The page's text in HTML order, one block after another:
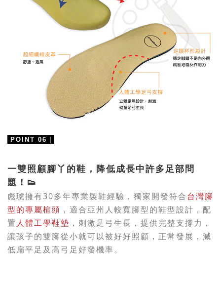
POINT 06 ｜
一雙照顧腳丫的鞋，降低成長中許多足部問
題！ 👟
彪琥擁有30多年專業製鞋經驗，獨家開發符合台灣腳
型的專屬楦頭 ，適合亞州人較寬腳型的鞋型設計，配
置 人體工學鞋墊 ， 刺激足弓生長 ， 提供完整支撐力，
讓孩子的雙腳從小就可以被好好照顧，正常發展，減
低扁平足及高弓足好發機率。